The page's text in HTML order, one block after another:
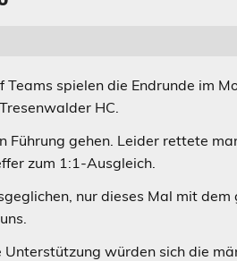
spielen die Endrunde im
HC.
Führung gehen. Leider rettete
zum 1:1-Ausgleich.
nur dieses Mal mit dem
würden sich die